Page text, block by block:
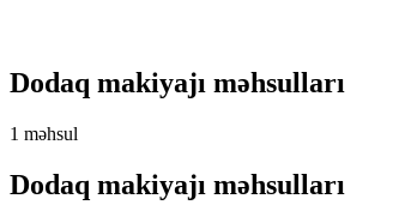
Dodaq makiyajı məhsulları
1 məhsul
Dodaq makiyajı məhsulları